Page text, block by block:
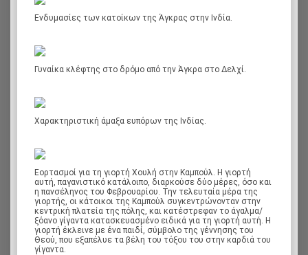
Ενδυμασίες των κατοίκων της Άγκρας στην Ινδία.
Γυναίκα κλέφτης στο δρόμο από την Άγκρα στο Δελχί.
Χαρακτηριστική άμαξα ευπόρων της Ινδίας.
Εορτασμοί για τη γιορτή Χουλή στην Καμπούλ. Η γιορτή
αυτή, παγανιστικό κατάλoιπο, διαρκούσε δύο μέρες, όσο και
η πανσέληνος του Φεβρουαρίου. Την τελευταία μέρα της
γιορτής, οι κάτοικοι της Καμπούλ συγκεντρώνονταν στην
κεντρική πλατεία της πόλης, και κατέστρεφαν το άγαλμα/
ξόανο γίγαντα κατασκευασμένο ειδικά για τη γιορτή αυτή. Η
γιορτή έκλεινε με ένα παιδί, σύμβολο της γέννησης του
Θεού, που εξαπέλυε τα βέλη του τόξου του στην καρδιά του
γίγαντα.